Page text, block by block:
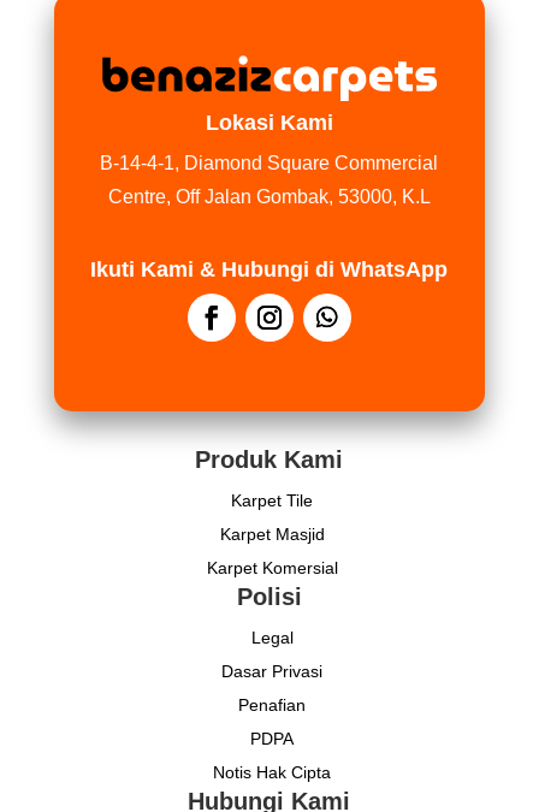
Lokasi Kami
B-14-4-1, Diamond Square Commercial
Centre, Off Jalan Gombak, 53000, K.L
Ikuti Kami & Hubungi di WhatsApp
Produk Kami
Karpet Tile
Karpet Masjid
Karpet Komersial
Polisi
Legal
Dasar Privasi
Penafian
PDPA
Notis Hak Cipta
Hubungi Kami